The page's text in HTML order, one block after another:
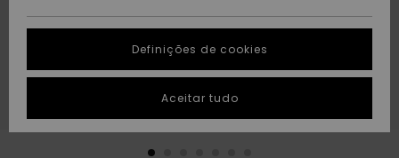
Coleções
Highlights
Guia de
tamanhos
conversa para
obteres a
resposta mais
rápida à tua
PRESENTE
Definições de cookies
Aceitar tudo